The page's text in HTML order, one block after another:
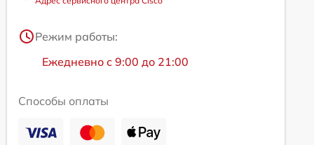
Режим работы:
Ежедневно с 9:00 до 21:00
Способы оплаты